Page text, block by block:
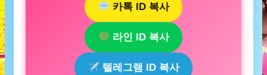
카톡 ID 복사
라인 ID 복사
텔레그램 ID 복사